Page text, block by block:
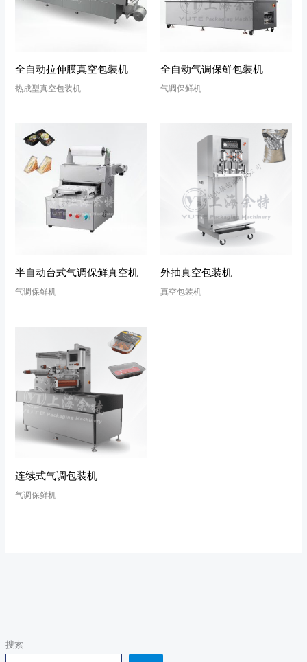
搜索
全自动拉伸膜真空包装机
热成型真空包装机
全自动气调保鲜包装机
气调保鲜机
半自动台式气调保鲜真空机
气调保鲜机
外抽真空包装机
真空包装机
连续式气调包装机
气调保鲜机